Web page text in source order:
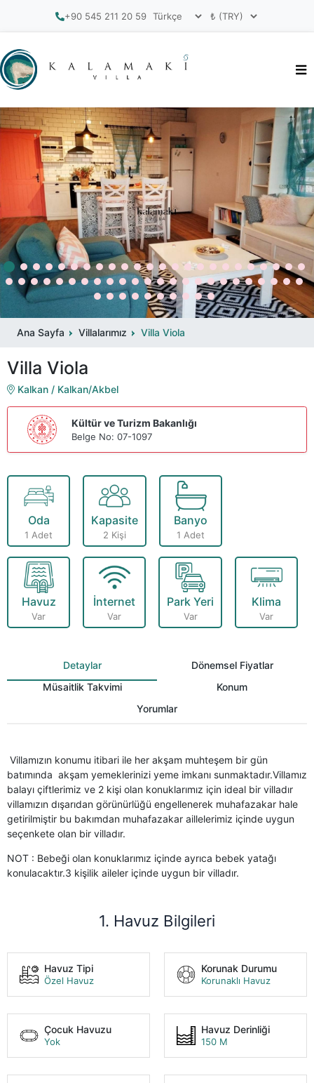
+90 545 211 20 59
Ana Sayfa Villalarımız Villa Viola
Villa Viola
Kalkan / Kalkan/Akbel
Kültür ve Turizm Bakanlığı
Belge No: 07-1097
Oda
1 Adet
Kapasite
2 Kişi
Banyo
1 Adet
Havuz
Var
İnternet
Var
Park Yeri
Var
Klima
Var
Detaylar
Dönemsel Fiyatlar
Müsaitlik Takvimi
Konum
Yorumlar
Villamızın konumu itibari ile her akşam muhteşem bir gün
batımında akşam yemeklerinizi yeme imkanı sunmaktadır.Villamız
balayı çiftlerimiz ve 2 kişi olan konuklarımız için ideal bir villadır
villamızın dışarıdan görünürlüğü engellenerek muhafazakar hale
getirilmiştir bu bakımdan muhafazakar aillelerimiz içinde uygun
seçenkete olan bir villadır.
NOT : Bebeği olan konuklarımız içinde ayrıca bebek yatağı
konulacaktır.3 kişilik aileler içinde uygun bir villadır.
1. Havuz Bilgileri
Havuz Tipi
Özel Havuz
Korunak Durumu
Korunaklı Havuz
Çocuk Havuzu
Yok
Havuz Derinliği
150 M